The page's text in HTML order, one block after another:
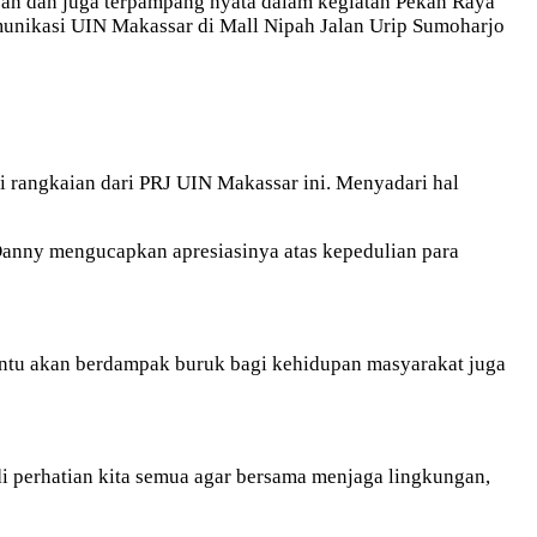
UIN Makassar di Mall Nipah Jalan Urip Sumoharjo
dari PRJ UIN Makassar ini. Menyadari hal
mengucapkan apresiasinya atas kepedulian para
akan berdampak buruk bagi kehidupan masyarakat juga
kita semua agar bersama menjaga lingkungan,